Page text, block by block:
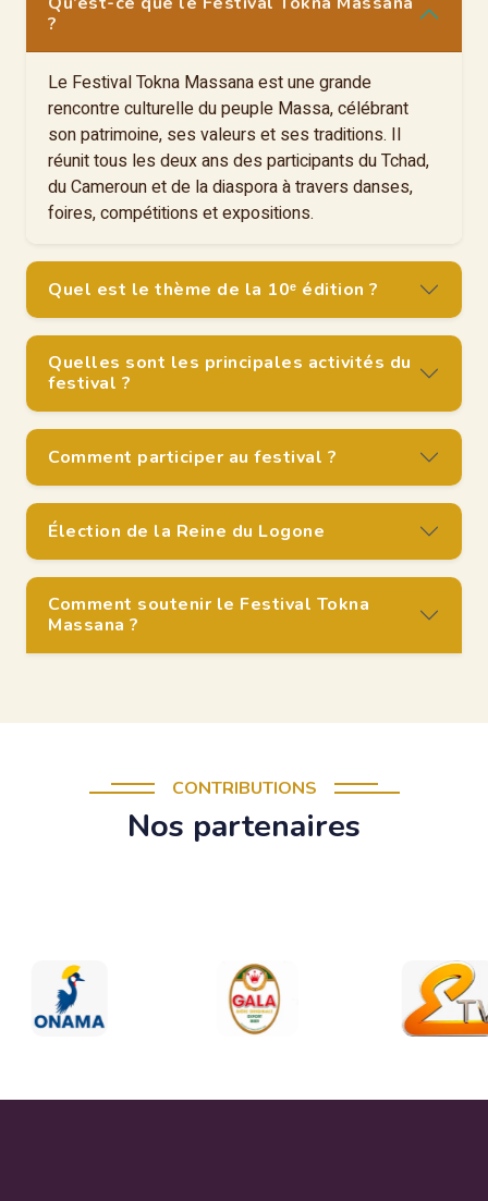
?
Le Festival Tokna Massana est une grande
rencontre culturelle du peuple Massa, célébrant
son patrimoine, ses valeurs et ses traditions. Il
réunit tous les deux ans des participants du Tchad,
du Cameroun et de la diaspora à travers danses,
foires, compétitions et expositions.
Quel est le thème de la 10ᵉ édition ?
Quelles sont les principales activités du
festival ?
Comment participer au festival ?
Élection de la Reine du Logone
Comment soutenir le Festival Tokna
Massana ?
CONTRIBUTIONS
Nos partenaires